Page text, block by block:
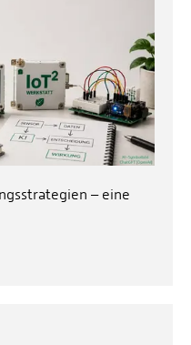
(IREK)
Pfalz
– eine